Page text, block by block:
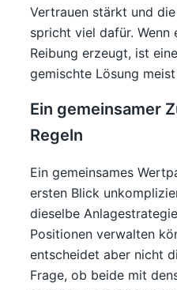
Vertrauen stärkt und
spricht viel dafür. Wenn
Reibung erzeugt, ist
gemischte Lösung
Ein gemeinsamer
Regeln
Ein gemeinsames
ersten Blick
dieselbe
Positionen verwalten
entscheidet aber nicht
Frage, ob beide mit